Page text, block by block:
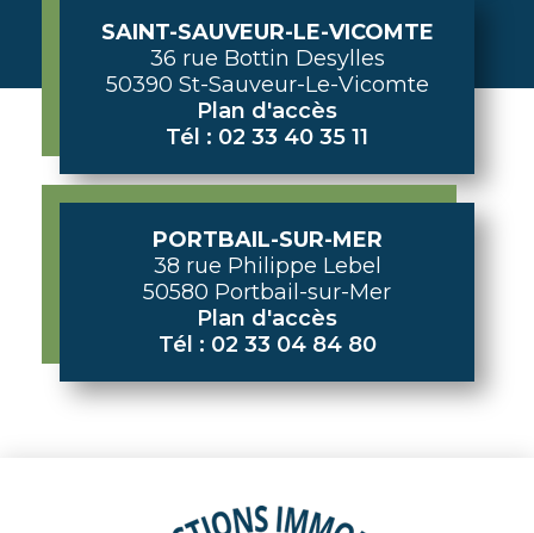
SAINT-SAUVEUR-LE-VICOMTE
36 rue Bottin Desylles
50390 St-Sauveur-Le-Vicomte
Plan d'accès
Tél : 02 33 40 35 11
PORTBAIL-SUR-MER
38 rue Philippe Lebel
50580 Portbail-sur-Mer
Plan d'accès
Tél : 02 33 04 84 80